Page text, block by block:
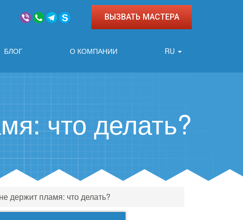
ВЫЗВАТЬ МАСТЕРА
БЛОГ О КОМПАНИИ RU
что делать?
держит пламя: что делать?